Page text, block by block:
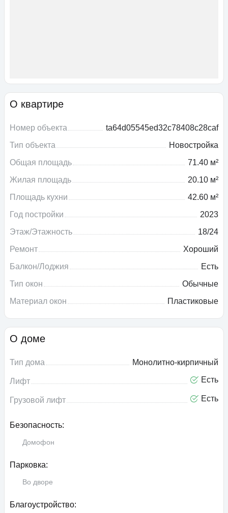
О квартире
Номер объекта
ta64d05545ed32c78408c28caf
Тип объекта
Новостройка
Общая площадь
71.40 м²
Жилая площадь
20.10 м²
Площадь кухни
42.60 м²
Год постройки
2023
Этаж/Этажность
18/24
Ремонт
Хороший
Балкон/Лоджия
Есть
Тип окон
Обычные
Материал окон
Пластиковые
О доме
Тип дома Монолитно-кирпичный
Лифт Есть
Грузовой лифт Есть
Безопасность:
Домофон
Парковка:
Во дворе
Благоустройство: